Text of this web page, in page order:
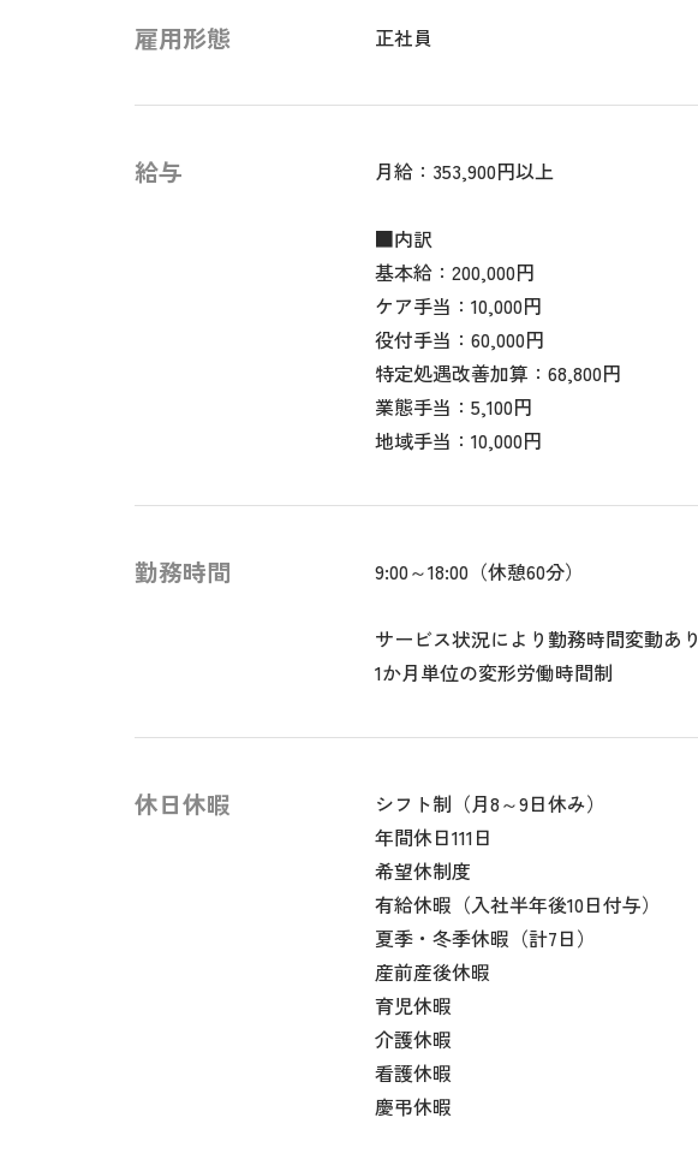
雇用形態 正社員
給与 月給：353,900円以上
■内訳
基本給：200,000円
ケア手当：10,000円
役付手当：60,000円
特定処遇改善加算：68,800円
業態手当：5,100円
地域手当：10,000円
勤務時間 9:00～18:00（休憩60分）
サービス状況により勤務時間変動あり
1か月単位の変形労働時間制
休日休暇
シフト制（月8～9日休み）
年間休日111日
希望休制度
有給休暇（入社半年後10日付与）
夏季・冬季休暇（計7日）
産前産後休暇
育児休暇
介護休暇
看護休暇
慶弔休暇